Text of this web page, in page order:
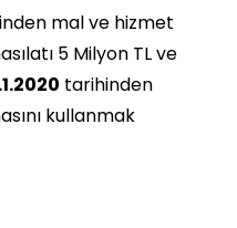
mal ve hizmet
5 Milyon TL ve
tarihinden
kullanmak